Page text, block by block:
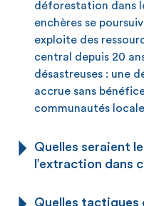
déforestation dans
enchères se
exploite des
central depuis 20
désastreuses : une
accrue sans
communautés
Quelles seraient
l’extraction dans
Quelles tactiques